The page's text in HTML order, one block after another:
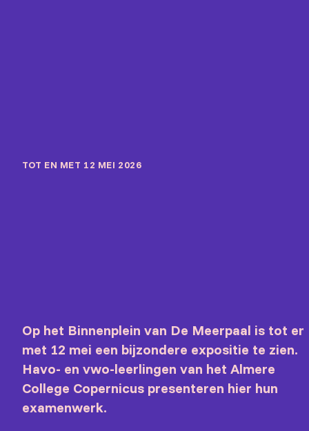
TOT EN MET 12 MEI 2026
Op het Binnenplein van De Meerpaal is tot en
met 12 mei een bijzondere expositie te zien.
Havo- en vwo-leerlingen van het Almere
College Copernicus presenteren hier hun
examenwerk.